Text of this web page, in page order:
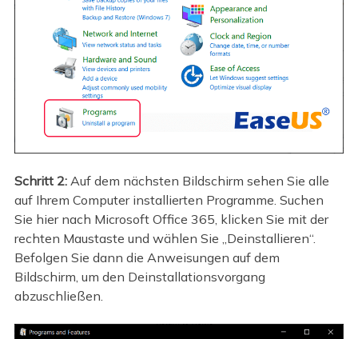
Schritt 2:Auf dem nächsten Bildschirm sehen Sie alle
auf Ihrem Computer installierten Programme. Suchen
Sie hier nach Microsoft Office 365, klicken Sie mit der
rechten Maustaste und wählen Sie „Deinstallieren“.
Befolgen Sie dann die Anweisungen auf dem
Bildschirm, um den Deinstallationsvorgang
abzuschließen.